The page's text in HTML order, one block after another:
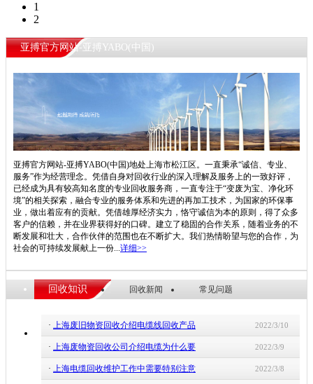
1
2
亚搏官方网站-亚搏YABO(中国)
亚搏官方网站-亚搏YABO(中国)地处上海市松江区。一直秉承“诚信、专业、
服务”作为经营理念。凭借自身对回收行业的深入理解及服务上的一致好评，
已经成为具有较高知名度的专业回收服务商，一直专注于“变废为宝、净化环
境”的相关探索，融合专业的服务体系和先进的再加工技术，为国家的环保事
业，做出着应有的贡献。凭借雄厚经济实力，恪守诚信为本的原则，得了众多
客户的信赖，并在业界获得好的口碑。建立了稳固的合作关系，随着业务的不
断发展和壮大，合作伙伴的范围也在不断扩大。我们热情盼望与您的合作，为
社会的可持续发展献上一份... 详细>>
回收知识 回收新闻 常见问题
· 上海废旧物资回收介绍电缆线回收产品 2022/3/10
· 上海废物资回收公司介绍电缆为什么要 2022/3/9
· 上海电缆回收维护工作中需要特别注意 2022/3/8